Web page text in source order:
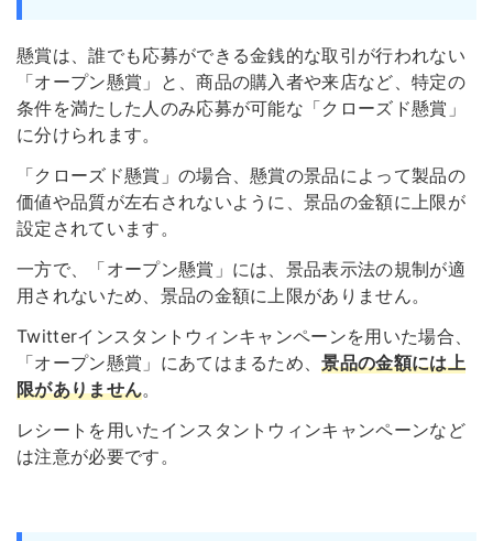
懸賞は、誰でも応募ができる金銭的な取引が行われない
「オープン懸賞」と、商品の購入者や来店など、特定の
条件を満たした人のみ応募が可能な「クローズド懸賞」
に分けられます。
「クローズド懸賞」の場合、懸賞の景品によって製品の
価値や品質が左右されないように、景品の金額に上限が
設定されています。
一方で、「オープン懸賞」には、景品表示法の規制が適
用されないため、景品の金額に上限がありません。
Twitterインスタントウィンキャンペーンを用いた場合、
「オープン懸賞」にあてはまるため、景品の金額には上
限がありません。
レシートを用いたインスタントウィンキャンペーンなど
は注意が必要です。